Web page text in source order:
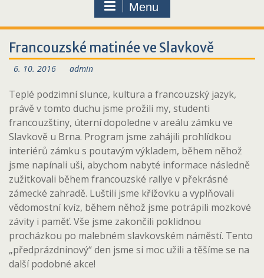
Menu
Francouzské matinée ve Slavkově
6. 10. 2016 admin
Teplé podzimní slunce, kultura a francouzský jazyk,
právě v tomto duchu jsme prožili my, studenti
francouzštiny, úterní dopoledne v areálu zámku ve
Slavkově u Brna. Program jsme zahájili prohlídkou
interiérů zámku s poutavým výkladem, během něhož
jsme napínali uši, abychom nabyté informace následně
zužitkovali během francouzské rallye v překrásné
zámecké zahradě. Luštili jsme křížovku a vyplňovali
vědomostní kvíz, během něhož jsme potrápili mozkové
závity i paměť. Vše jsme zakončili poklidnou
procházkou po malebném slavkovském náměstí. Tento
„předprázdninový“ den jsme si moc užili a těšíme se na
další podobné akce!